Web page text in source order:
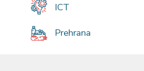
ICT
Prehrana